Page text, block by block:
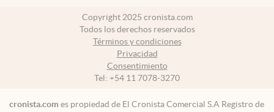
Copyright 2025 cronista.com
Todos los derechos reservados
Términos y condiciones
Privacidad
Consentimiento
Tel: +54 11 7078-3270
cronista.com es propiedad de El Cronista Comercial S.A Registro de